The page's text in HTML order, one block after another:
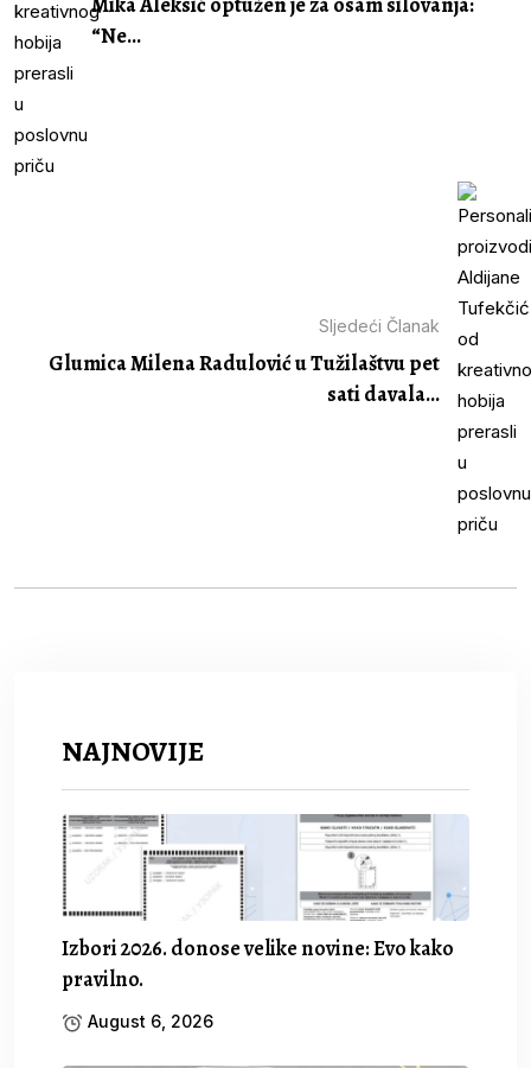
“Ne...
Sljedeći Članak
Glumica Milena Radulović u Tužilaštvu pet
sati davala...
NAJNOVIJE
Izbori 2026. donose velike novine: Evo kako
pravilno.
August 6, 2026